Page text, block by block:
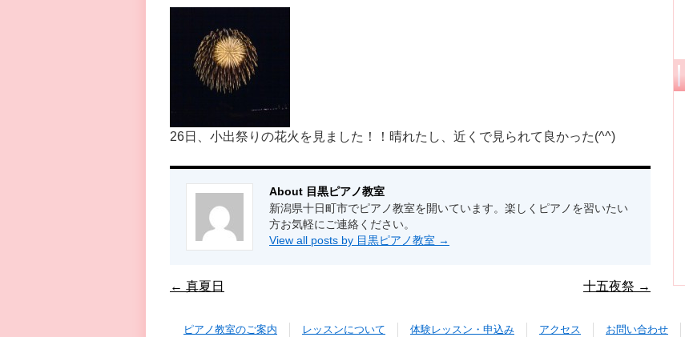
26日、小出祭りの花火を見ました！！晴れたし、近くで見られて良かった(^^)
About 目黒ピアノ教室
新潟県十日町市でピアノ教室を開いています。楽しくピアノを習いたい
方お気軽にご連絡ください。
View all posts by 目黒ピアノ教室 →
← 真夏日 十五夜祭 →
ピアノ教室のご案内 レッスンについて 体験レッスン・申込み アクセス お問い合わせ